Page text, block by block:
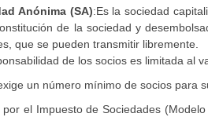
Anónima (SA):Es la sociedad
de la sociedad y
que se pueden transmitir libremente.
de los socios es limitada al
un número mínimo de socios para
por el Impuesto de Sociedades